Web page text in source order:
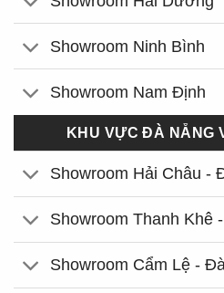
Showroom Ninh Bình
Showroom Nam Định
KHU VỰC ĐÀ NẴNG
Showroom Hải Châu -
Showroom Thanh Khê
Showroom Cẩm Lệ -